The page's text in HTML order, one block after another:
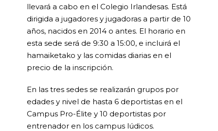
llevará a cabo en el Colegio Irlandesas. Está
dirigida a jugadores y jugadoras a partir de 10
años, nacidos en 2014 o antes. El horario en
esta sede será de 9:30 a 15:00, e incluirá el
hamaiketako y las comidas diarias en el
precio de la inscripción.
En las tres sedes se realizarán grupos por
edades y nivel de hasta 6 deportistas en el
Campus Pro-Élite y 10 deportistas por
entrenador en los campus lúdicos.